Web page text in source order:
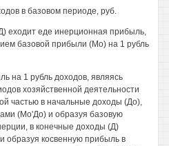
в базовом периоде, руб.
еходит еде инерционная прибыль,
базовой прибыли (Мо) на 1 рубль
на 1 рубль доходов, являясь
хозяйственной деятельности
частью в начальные доходы (До),
(Мо'До) и образуя базовую
в конечные доходы (Д)
образуя косвенную прибыль в